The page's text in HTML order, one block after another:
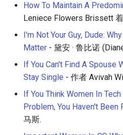
How To Maintain A
Leniece Flowers Brissett
I'm Not Your Guy, Dude:
Matter - 黛安 · 鲁比诺
If You Can't Find A Spouse
Stay Single - 作者 Avivah
If You Think Women In
Problem, You Haven't Been
马斯.